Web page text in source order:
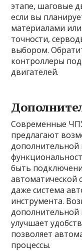
этапе, шаговые
если вы
материалами
точности,
выбором.
контроллеры
двигателей.
Современные
предлагают
дополнительной
быть
автоматической
даже система
инструмента.
дополнительной
улучшает
позволяет
процессы.